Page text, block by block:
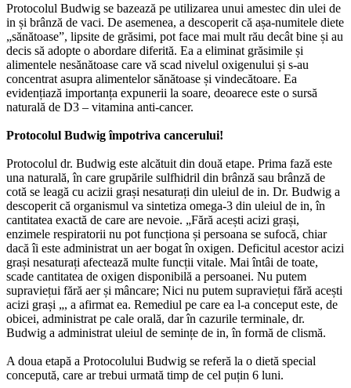
Protocolul Budwig se bazează pe utilizarea unui amestec din ulei de
in și brânză de vaci. De asemenea, a descoperit că așa-numitele diete
„sănătoase”, lipsite de grăsimi, pot face mai mult rău decât bine și au
decis să adopte o abordare diferită. Ea a eliminat grăsimile și
alimentele nesănătoase care vă scad nivelul oxigenului și s-au
concentrat asupra alimentelor sănătoase și vindecătoare. Ea
evidențiază importanța expunerii la soare, deoarece este o sursă
naturală de D3 – vitamina anti-cancer.
Protocolul Budwig împotriva cancerului!
Protocolul dr. Budwig este alcătuit din două etape. Prima fază este
una naturală, în care grupările sulfhidril din brânză sau brânză de
cotă se leagă cu acizii grași nesaturați din uleiul de in. Dr. Budwig a
descoperit că organismul va sintetiza omega-3 din uleiul de in, în
cantitatea exactă de care are nevoie. „Fără acești acizi grași,
enzimele respiratorii nu pot funcționa și persoana se sufocă, chiar
dacă îi este administrat un aer bogat în oxigen. Deficitul acestor acizi
grași nesaturați afectează multe funcții vitale. Mai întâi de toate,
scade cantitatea de oxigen disponibilă a persoanei. Nu putem
supraviețui fără aer și mâncare; Nici nu putem supraviețui fără acești
acizi grași „, a afirmat ea. Remediul pe care ea l-a conceput este, de
obicei, administrat pe cale orală, dar în cazurile terminale, dr.
Budwig a administrat uleiul de semințe de in, în formă de clismă.
A doua etapă a Protocolului Budwig se referă la o dietă special
concepută, care ar trebui urmată timp de cel puțin 6 luni.